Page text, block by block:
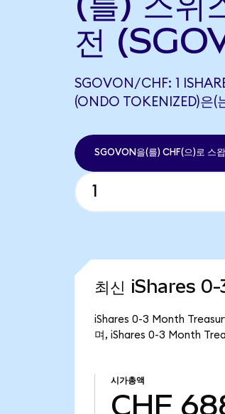
전
SGOVON/CHF: 1
(ONDO TOKENIZED)은(
SGOVON을(를) CHF(으)로 스왑
최신 iShares
iShares 0-3 Month
며, iShares 0-3 Month
시가총액
CHF